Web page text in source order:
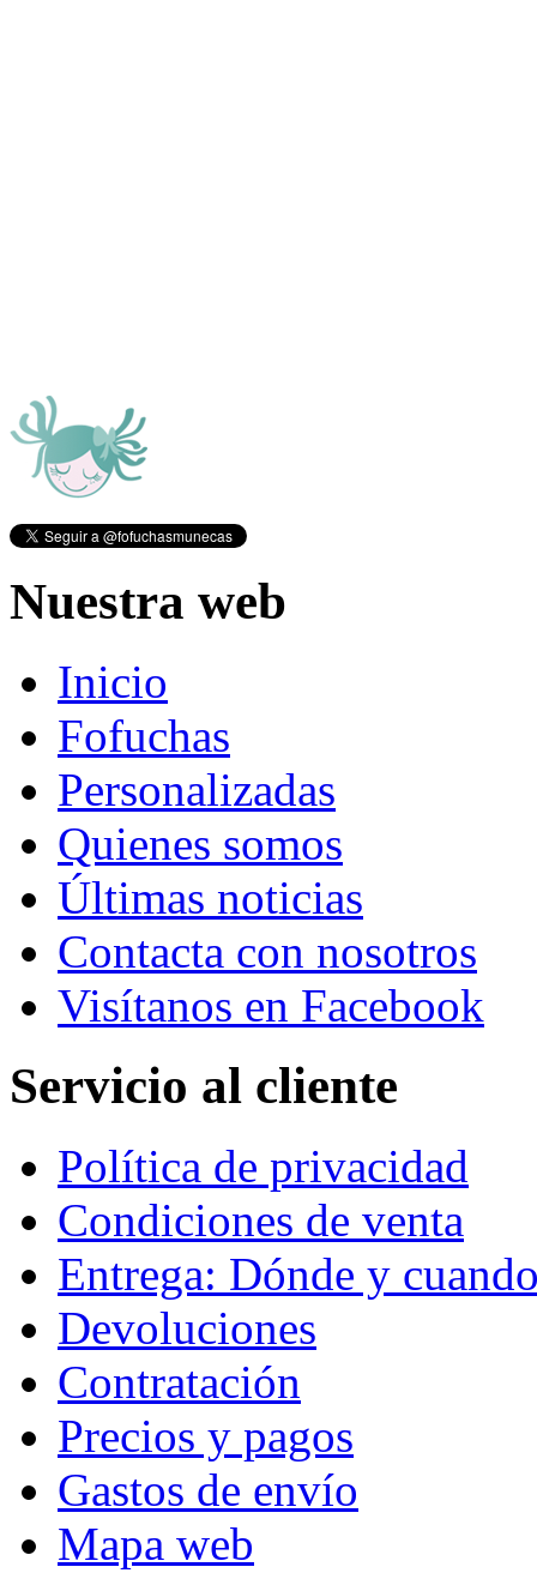
Nuestra web
Inicio
Fofuchas
Personalizadas
Quienes somos
Últimas noticias
Contacta con nosotros
Visítanos en Facebook
Servicio al cliente
Política de privacidad
Condiciones de venta
Entrega: Dónde y
Devoluciones
Contratación
Precios y pagos
Gastos de envío
Mapa web